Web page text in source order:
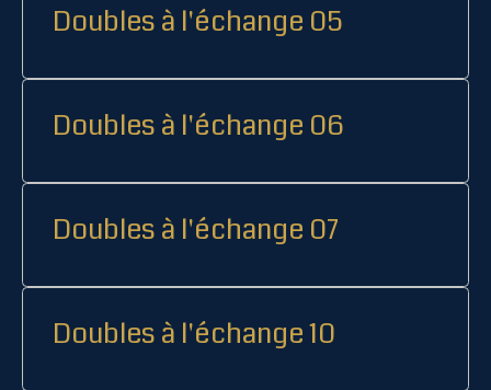
Doubles à l'échange 05
Doubles à l'échange 06
Doubles à l'échange 07
Doubles à l'échange 10